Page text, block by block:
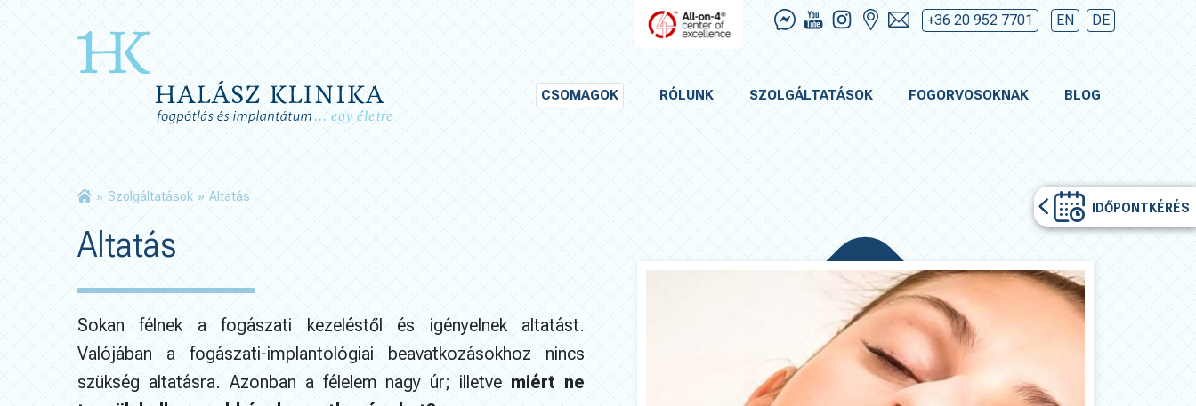
+36 20 952 7701 EN DE
CSOMAGOK RÓLUNK SZOLGÁLTATÁSOK FOGORVOSOKNAK BLOG
IDŐPONTKÉRÉS
» Szolgáltatások » Altatás
Altatás
Sokan félnek a fogászati kezeléstől és igényelnek altatást.
Valójában a fogászati-implantológiai beavatkozásokhoz nincs
szükség altatásra. Azonban a félelem nagy úr; illetve miért ne